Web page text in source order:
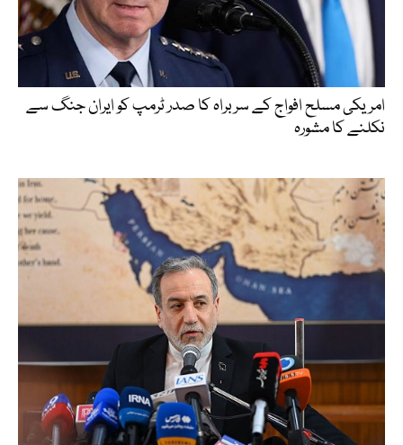
امریکی مسلح افواج کے سربراہ کا صدر ٹرمپ کو ایران جنگ سے
نکلنے کا مشورہ